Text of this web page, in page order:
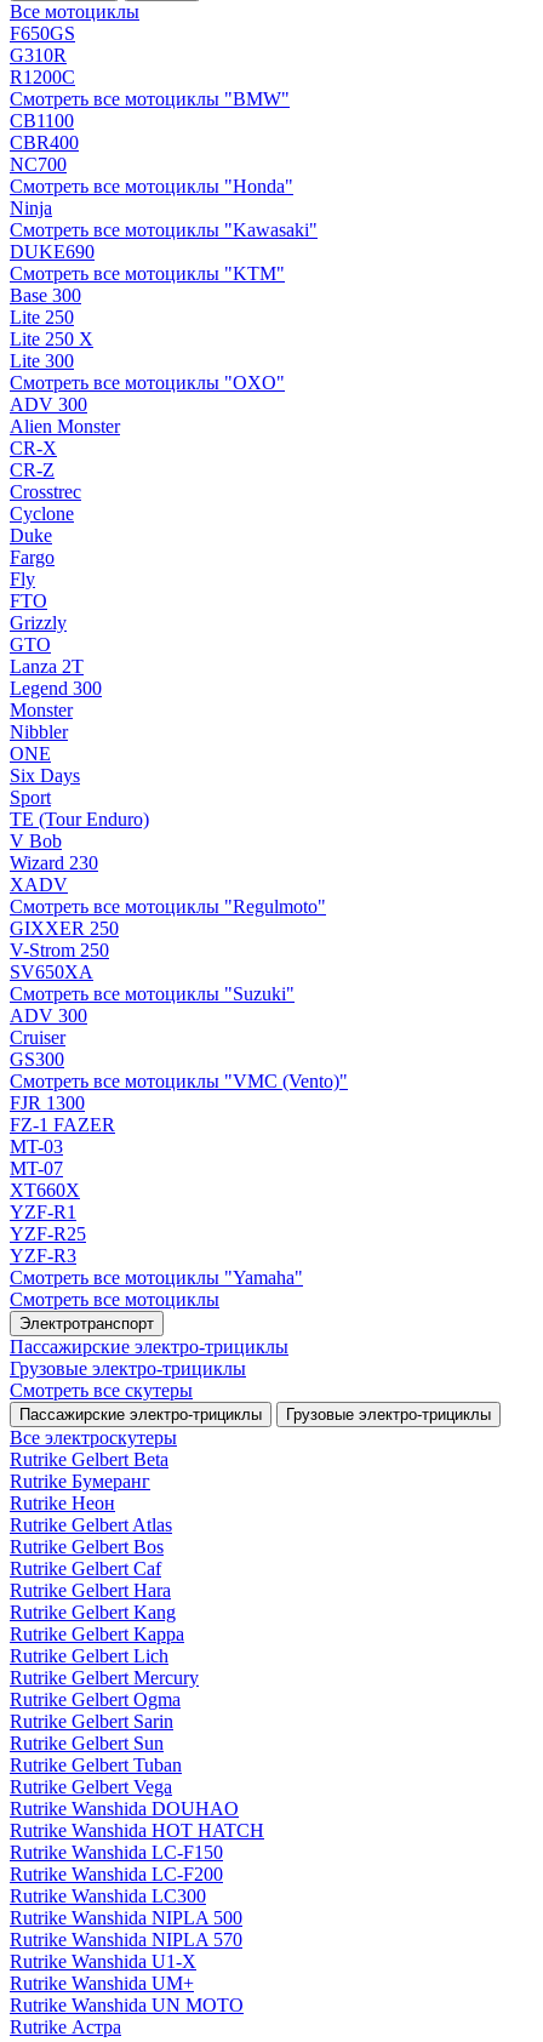
Все мотоциклы
F650GS
G310R
R1200C
Смотреть все мотоциклы "BMW"
CB1100
CBR400
NC700
Смотреть все мотоциклы "Honda"
Ninja
Смотреть все мотоциклы "Kawasaki"
DUKE690
Смотреть все мотоциклы "KTM"
Base 300
Lite 250
Lite 250 X
Lite 300
Смотреть все мотоциклы "OXO"
ADV 300
Alien Monster
CR-X
CR-Z
Crosstrec
Cyclone
Duke
Fargo
Fly
FTO
Grizzly
GTO
Lanza 2T
Legend 300
Monster
Nibbler
ONE
Six Days
Sport
TE (Tour Enduro)
V Bob
Wizard 230
XADV
Смотреть все мотоциклы "Regulmoto"
GIXXER 250
V-Strom 250
SV650XA
Смотреть все мотоциклы "Suzuki"
ADV 300
Cruiser
GS300
Смотреть все мотоциклы "VMC (Vento)"
FJR 1300
FZ-1 FAZER
MT-03
MT-07
XT660X
YZF-R1
YZF-R25
YZF-R3
Смотреть все мотоциклы "Yamaha"
Смотреть все мотоциклы
Электротранспорт
Пассажирские электро‑трициклы
Грузовые электро‑трициклы
Смотреть все скутеры
Пассажирские электро‑трициклы Грузовые электро‑трициклы
Все электро­скутеры
Rutrike Gelbert Beta
Rutrike Бумеранг
Rutrike Неон
Rutrike Gelbert Atlas
Rutrike Gelbert Bos
Rutrike Gelbert Caf
Rutrike Gelbert Hara
Rutrike Gelbert Kang
Rutrike Gelbert Kappa
Rutrike Gelbert Lich
Rutrike Gelbert Mercury
Rutrike Gelbert Ogma
Rutrike Gelbert Sarin
Rutrike Gelbert Sun
Rutrike Gelbert Tuban
Rutrike Gelbert Vega
Rutrike Wanshida DOUHAO
Rutrike Wanshida HOT HATCH
Rutrike Wanshida LC-F150
Rutrike Wanshida LC-F200
Rutrike Wanshida LC300
Rutrike Wanshida NIPLA 500
Rutrike Wanshida NIPLA 570
Rutrike Wanshida U1-X
Rutrike Wanshida UM+
Rutrike Wanshida UN MOTO
Rutrike Астра